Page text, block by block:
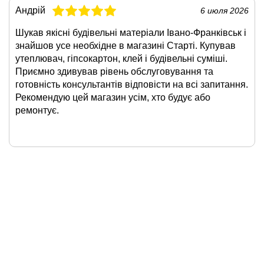
Андрій 6 июля 2026
Шукав якісні будівельні матеріали Івано-Франківськ і
знайшов усе необхідне в магазині Старті. Купував
утеплювач, гіпсокартон, клей і будівельні суміші.
Приємно здивував рівень обслуговування та
готовність консультантів відповісти на всі запитання.
Рекомендую цей магазин усім, хто будує або
ремонтує.